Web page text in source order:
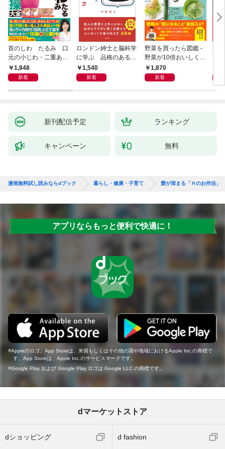
首のしわ たるみ 口
元の小じわ・二重あ
ご 何歳からでもここ
まで若くなる！ 名医
大全
1,848
新着
ロンドン紳士と脳科学
に学ぶ 品格のあるマ
ウントのとり方
1,540
新着
野菜を買ったら図鑑 -
野菜が10倍おいしくな
る保存法と64のレシピ
-
1,870
新着
新
新刊配信予定 ランキング
キャンペーン 無料
漫画無料試し読みならdブック 暮らし・健康・子育て 愛が深まる「Ｈのお作法」
アプリならもっと便利で快適に！
Appleのロゴ、App Storeは、米国もしくはその他の国や地域におけるApple Inc.の商標で
す。App Storeは、Apple Inc.のサービスマークです。
Google Play および Google Play ロゴは Google LLC の商標です。
dマーケットストア
dショッピング d fashion